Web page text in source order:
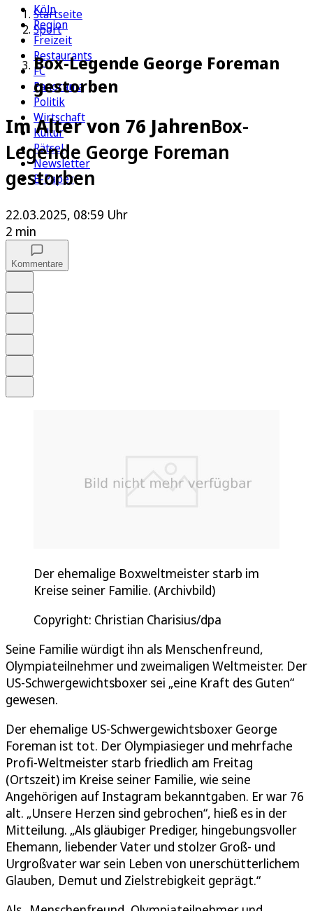
Köln
Region
Freizeit
Restaurants
FC
Panorama
Politik
Wirtschaft
Kultur
Rätsel
Newsletter
E-Paper
Startseite
Sport
Box-Legende George Foreman
gestorben
Im Alter von 76 JahrenBox-
Legende George Foreman
gestorben
22.03.2025, 08:59 Uhr
2 min
Kommentare
Der ehemalige Boxweltmeister starb im
Kreise seiner Familie. (Archivbild)
Copyright: Christian Charisius/dpa
Seine Familie würdigt ihn als Menschenfreund,
Olympiateilnehmer und zweimaligen Weltmeister. Der
US-Schwergewichtsboxer sei „eine Kraft des Guten“
gewesen.
Der ehemalige US-Schwergewichtsboxer George
Foreman ist tot. Der Olympiasieger und mehrfache
Profi-Weltmeister starb friedlich am Freitag
(Ortszeit) im Kreise seiner Familie, wie seine
Angehörigen auf Instagram bekanntgaben. Er war 76
alt. „Unsere Herzen sind gebrochen“, hieß es in der
Mitteilung. „Als gläubiger Prediger, hingebungsvoller
Ehemann, liebender Vater und stolzer Groß- und
Urgroßvater war sein Leben von unerschütterlichem
Glauben, Demut und Zielstrebigkeit geprägt.“